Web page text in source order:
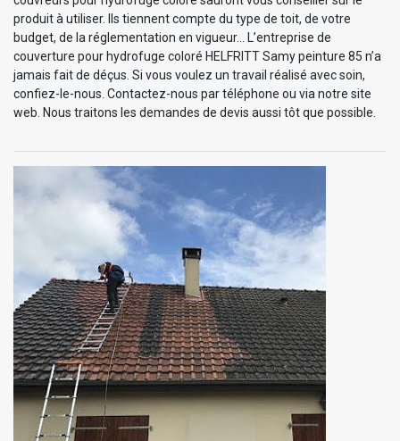
produit à utiliser. Ils tiennent compte du type de toit, de votre
budget, de la réglementation en vigueur… L’entreprise de
couverture pour hydrofuge coloré HELFRITT Samy peinture 85 n’a
jamais fait de déçus. Si vous voulez un travail réalisé avec soin,
confiez-le-nous. Contactez-nous par téléphone ou via notre site
web. Nous traitons les demandes de devis aussi tôt que possible.